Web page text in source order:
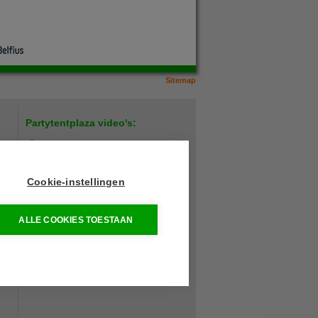
Cookie-instellingen
ALLE COOKIES TOESTAAN
Sitemap
Partytentplaza video's: